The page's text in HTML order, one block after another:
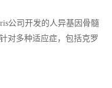
公司开发的人异基因骨髓
对多种适应症，包括克罗